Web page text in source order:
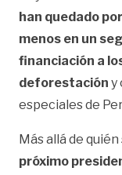
han quedado
menos en un
financiación a
deforestación y
especiales de
Más allá de
próximo